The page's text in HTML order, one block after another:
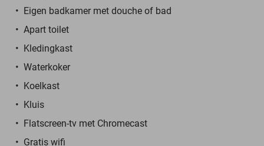
Eigen badkamer met douche of bad
Apart toilet
Kledingkast
Waterkoker
Koelkast
Kluis
Flatscreen-tv met Chromecast
Gratis wifi